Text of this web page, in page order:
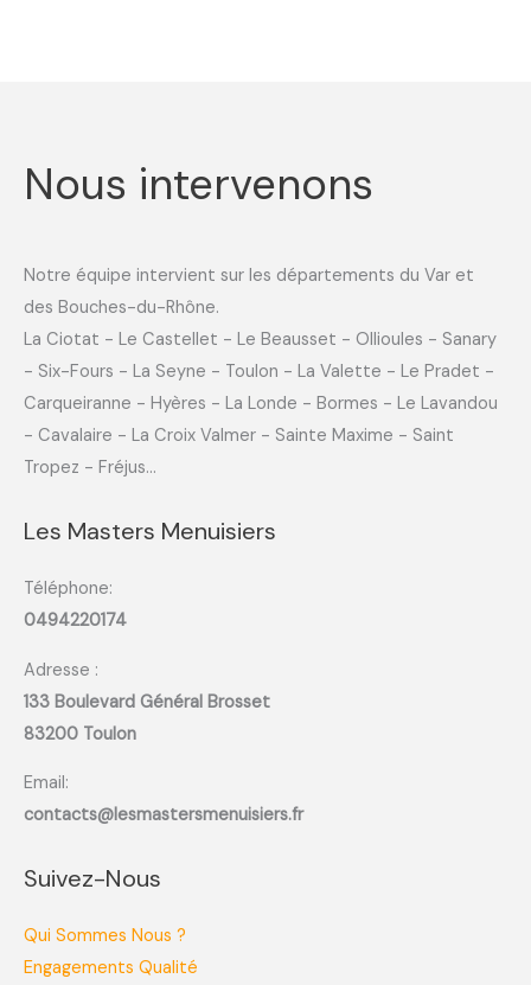
Nous intervenons
Notre équipe intervient sur les départements du Var et
des Bouches-du-Rhône.
La Ciotat - Le Castellet - Le Beausset - Ollioules - Sanary
- Six-Fours - La Seyne - Toulon - La Valette - Le Pradet -
Carqueiranne - Hyères - La Londe - Bormes - Le Lavandou
- Cavalaire - La Croix Valmer - Sainte Maxime - Saint
Tropez - Fréjus...
Les Masters Menuisiers
Téléphone:
0494220174
Adresse :
133 Boulevard Général Brosset
83200 Toulon
Email:
contacts@lesmastersmenuisiers.fr
Suivez-Nous
Qui Sommes Nous ?
Engagements Qualité